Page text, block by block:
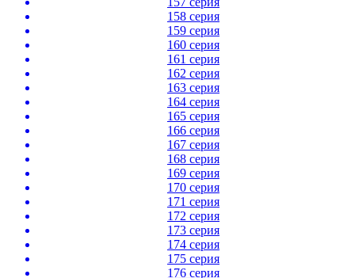
158 серия
159 серия
160 серия
161 серия
162 серия
163 серия
164 серия
165 серия
166 серия
167 серия
168 серия
169 серия
170 серия
171 серия
172 серия
173 серия
174 серия
175 серия
176 серия